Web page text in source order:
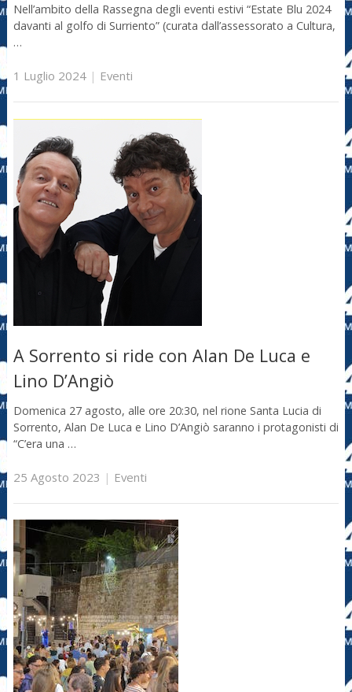
Nell’ambito della Rassegna degli eventi estivi “Estate Blu 2024
davanti al golfo di Surriento” (curata dall’assessorato a Cultura,
…
1 Luglio 2024| Eventi
A Sorrento si ride con Alan De Luca e
Lino D’Angiò
Domenica 27 agosto, alle ore 20:30, nel rione Santa Lucia di
Sorrento, Alan De Luca e Lino D’Angiò saranno i protagonisti di
“C’era una …
25 Agosto 2023 | Eventi